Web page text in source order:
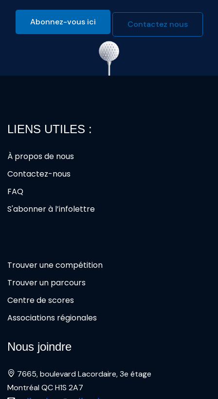
Abonnez-vous ici Contactez nous
LIENS UTILES :
À propos de nous
Contactez-nous
FAQ
S'abonner à l’infolettre
Trouver une compétition
Trouver un parcours
Centre de scores
Associations régionales
Nous joindre
7665, boulevard Lacordaire, 3e étage
Montréal QC H1S 2A7